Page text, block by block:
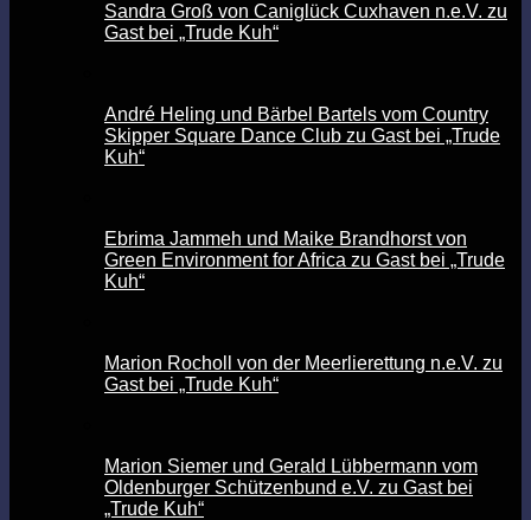
Sandra Groß von Caniglück Cuxhaven n.e.V. zu
Gast bei „Trude Kuh“
André Heling und Bärbel Bartels vom Country
Skipper Square Dance Club zu Gast bei „Trude
Kuh“
Ebrima Jammeh und Maike Brandhorst von
Green Environment for Africa zu Gast bei „Trude
Kuh“
Marion Rocholl von der Meerlierettung n.e.V. zu
Gast bei „Trude Kuh“
Marion Siemer und Gerald Lübbermann vom
Oldenburger Schützenbund e.V. zu Gast bei
„Trude Kuh“